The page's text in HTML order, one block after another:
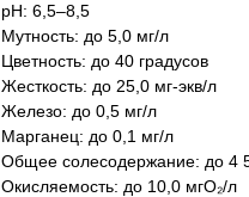
pH: 6,5–8,5​
Мутность: до 5,0 мг/л​
Цветность: до 40 градусов​
Жесткость: до 25,0 мг-экв/л​
Железо: до 0,5 мг/л​
Марганец: до 0,1 мг/л​
Общее солесодержание: до 4
Окисляемость: до 10,0 мгО₂/л​